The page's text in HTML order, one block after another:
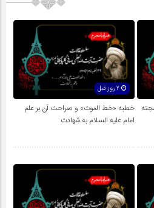
خطبه «خط الموت» و صراحت آن بر علم
امام علیه السلام به شهادت